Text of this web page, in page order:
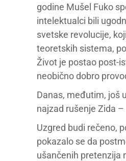
godine Mušel Fuko
intelektualci bili
svetske revolucije,
teoretskih sistema,
Život je postao post-
neobično dobro
Danas, međutim, još
najzad rušenje Zida
Uzgred budi rečeno,
pokazalo se da
ušančenih pretenzija